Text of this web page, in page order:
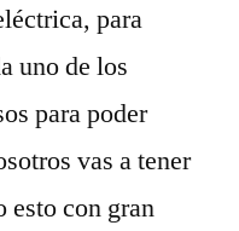
para
uno de los
para poder
vas a tener
esto con gran